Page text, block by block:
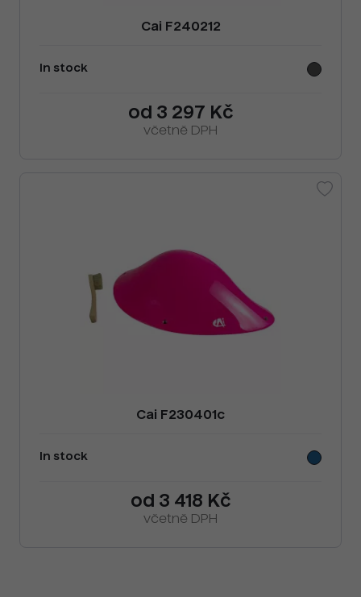
Cai F240212
In stock
od 3 297 Kč
včetně DPH
Cai F230401c
In stock
od 3 418 Kč
včetně DPH